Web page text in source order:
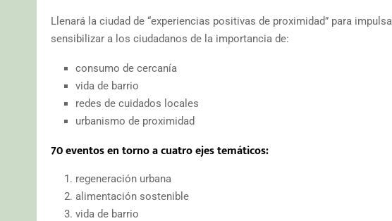
Llenará la ciudad de “experiencias positivas de proximidad” para
sensibilizar a los ciudadanos de la importancia de:
consumo de cercanía
vida de barrio
redes de cuidados locales
urbanismo de proximidad
70 eventos en torno a cuatro ejes temáticos:
regeneración urbana
alimentación sostenible
vida de barrio